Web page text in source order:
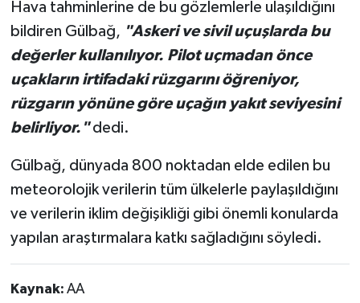
Hava tahminlerine de bu gözlemlerle ulaşıldığını
bildiren Gülbağ, "Askeri ve sivil uçuşlarda bu
değerler kullanılıyor. Pilot uçmadan önce
uçakların irtifadaki rüzgarını öğreniyor,
rüzgarın yönüne göre uçağın yakıt seviyesini
belirliyor."dedi.
Gülbağ, dünyada 800 noktadan elde edilen bu
meteorolojik verilerin tüm ülkelerle paylaşıldığını
ve verilerin iklim değişikliği gibi önemli konularda
yapılan araştırmalara katkı sağladığını söyledi.
Kaynak: AA